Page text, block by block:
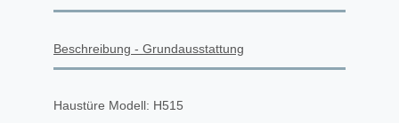
Beschreibung - Grundausstattung
Haustüre Modell: H515